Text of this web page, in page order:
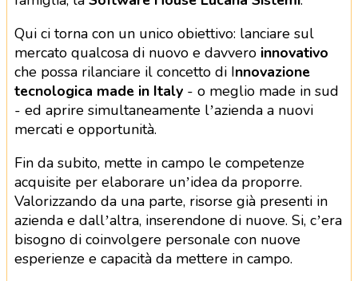
Qui ci torna con un unico obiettivo: lanciare sul
mercato qualcosa di nuovo e davvero innovativo
che possa rilanciare il concetto di Innovazione
tecnologica made in Italy- o meglio made in sud
- ed aprire simultaneamente l’azienda a nuovi
mercati e opportunità.
Fin da subito, mette in campo le competenze
acquisite per elaborare un’idea da proporre.
Valorizzando da una parte, risorse già presenti in
azienda e dall’altra, inserendone di nuove. Si, c’era
bisogno di coinvolgere personale con nuove
esperienze e capacità da mettere in campo.